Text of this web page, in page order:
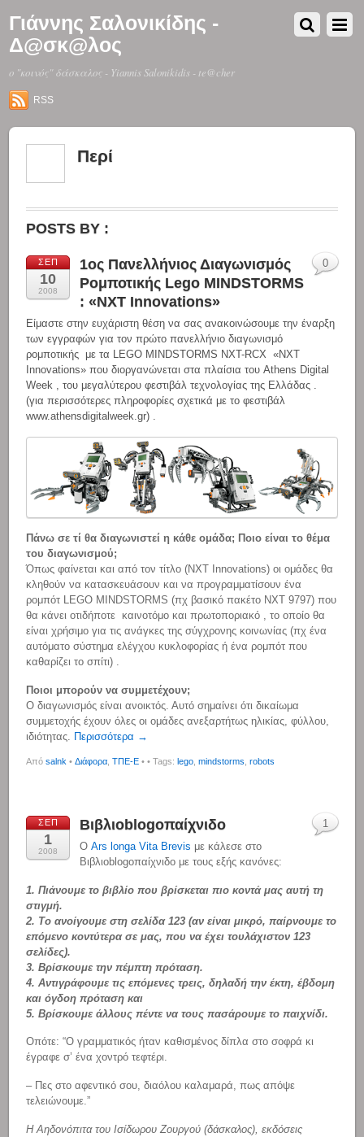
Γιάννης Σαλονικίδης -
Δ@σκ@λος
o "κοινός" δάσκαλος - Yiannis Salonikidis - te@cher
RSS
Περί
POSTS BY :
ΣΕΠ
10
2008
1ος Πανελλήνιος Διαγωνισμός
Ρομποτικής Lego MINDSTORMS
: «NXT Innovations»
Είμαστε στην ευχάριστη θέση να σας ανακοινώσουμε την έναρξη
των εγγραφών για τον πρώτο πανελλήνιο διαγωνισμό
ρομποτικής με τα LEGO MINDSTORMS NXT-RCX «NXT
Innovations» που διοργανώνεται στα πλαίσια του Athens Digital
Week , του μεγαλύτερου φεστιβάλ τεχνολογίας της Ελλάδας .
(για περισσότερες πληροφορίες σχετικά με το φεστιβάλ
www.athensdigitalweek.gr) .
Πάνω σε τί θα διαγωνιστεί η κάθε ομάδα; Ποιο είναι το θέμα
του διαγωνισμού;
Όπως φαίνεται και από τον τίτλο (ΝΧΤ Innovations) οι ομάδες θα
κληθούν να κατασκευάσουν και να προγραμματίσουν ένα
ρομπότ LEGO MINDSTORMS (πχ βασικό πακέτο ΝΧΤ 9797) που
θα κάνει οτιδήποτε καινοτόμο και πρωτοποριακό , το οποίο θα
είναι χρήσιμο για τις ανάγκες της σύγχρονης κοινωνίας (πχ ένα
αυτόματο σύστημα ελέγχου κυκλοφορίας ή ένα ρομπότ που
καθαρίζει το σπίτι) .
Ποιοι μπορούν να συμμετέχουν;
Ο διαγωνισμός είναι ανοικτός. Αυτό σημαίνει ότι δικαίωμα
συμμετοχής έχουν όλες οι ομάδες ανεξαρτήτως ηλικίας, φύλλου,
ιδιότητας.
Περισσότερα →
Απόsalnk • Διάφορα ,ΤΠΕ-Ε •
0
• Tags: lego ,mindstorms ,robots
ΣΕΠ
1
2008
Βιβλιοblogoπαίχνιδο
ΟArs longa Vita Brevis με κάλεσε στο
Βιβλιοblogoπαίχνιδο με τους εξής κανόνες:
1. Πιάνουμε το βιβλίο που βρίσκεται πιο κοντά μας αυτή τη
στιγμή.
2. Το ανοίγουμε στη σελίδα 123 (αν είναι μικρό, παίρνουμε το
επόμενο κοντύτερα σε μας, που να έχει τουλάχιστον 123
σελίδες).
3. Βρίσκουμε την πέμπτη πρόταση.
4. Αντιγράφουμε τις επόμενες τρεις, δηλαδή την έκτη, έβδομη
και όγδοη πρόταση και
5. Βρίσκουμε άλλους πέντε να τους πασάρουμε το παιχνίδι.
Οπότε: “Ο γραμματικός ήταν καθισμένος δίπλα στο σοφρά κι
έγραφε σ’ ένα χοντρό τεφτέρι.
– Πες στο αφεντικό σου, διαόλου καλαμαρά, πως απόψε
τελειώνουμε.”
Η Αηδονόπιτα του Ισίδωρου Ζουργού (δάσκαλος), εκδόσεις
1